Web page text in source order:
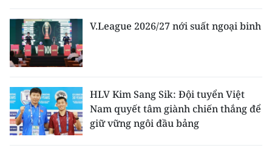
V.League 2026/27 nới suất ngoại binh
HLV Kim Sang Sik: Đội tuyển Việt
Nam quyết tâm giành chiến thắng để
giữ vững ngôi đầu bảng